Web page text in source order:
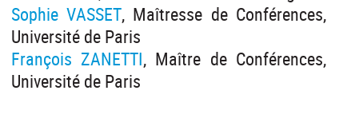
Sophie VASSET, Maîtresse de Conférences,
Université de Paris
François ZANETTI, Maître de Conférences,
Université de Paris